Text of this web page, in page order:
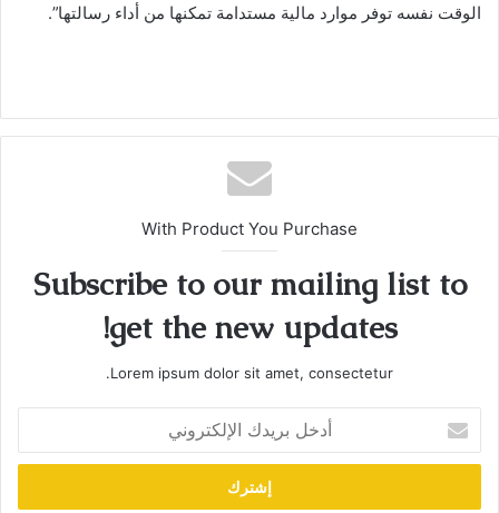
الوقت نفسه توفر موارد مالية مستدامة تمكنها من أداء رسالتها”.
With Product You Purchase
Subscribe to our mailing list to
get the new updates!
Lorem ipsum dolor sit amet, consectetur.
بريدك
الإلكتروني